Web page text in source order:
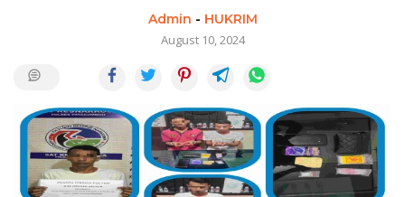
Admin - HUKRIM
August 10, 2024